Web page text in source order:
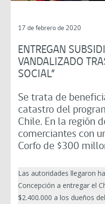
17 de febrero de 2020
ENTREGAN
VANDALIZADO
SOCIAL”
Se trata de
catastro del
Chile. En la región
comerciantes con
Corfo de $300
Las autoridades llegaron
Concepción a entregar el
$2.400.000 a los dueños